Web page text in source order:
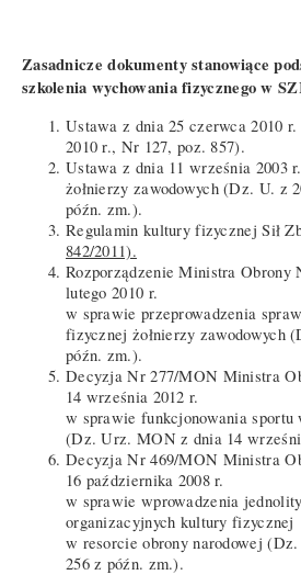
Zasadnicze dokumenty stanowiące
szkolenia wychowania fizycznego w
Ustawa z dnia 25 czerwca 2010
2010 r., Nr 127, poz. 857).
Ustawa z dnia 11 września 2003
żołnierzy zawodowych (Dz. U. z
późn. zm.).
Regulamin kultury fizycznej Sił
842/2011).
Rozporządzenie Ministra Obrony
lutego 2010 r.
w sprawie przeprowadzenia
fizycznej żołnierzy zawodowych
późn. zm.).
Decyzja Nr 277/MON Ministra
14 września 2012 r.
w sprawie funkcjonowania sportu
(Dz. Urz. MON z dnia 14
Decyzja Nr 469/MON Ministra
16 października 2008 r.
w sprawie wprowadzenia
organizacyjnych kultury fizycznej
w resorcie obrony narodowej
256 z późn. zm.).